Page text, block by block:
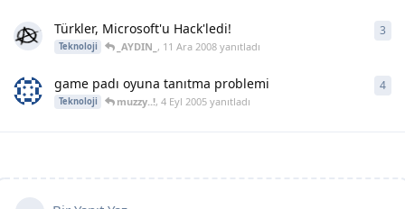
Türkler, Microsoft'u Hack'ledi!
Teknoloji _AYDIN_ , 11 Ara 2008 yanıtladı
3
game padı oyuna tanıtma problemi
Teknoloji muzzy..!,4 Eyl 2005 yanıtladı
4